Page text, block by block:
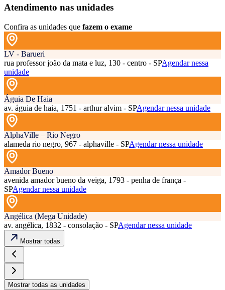
Atendimento nas unidades
Confira as unidades que fazem o exame
LV - Barueri
rua professor joão da mata e luz, 130 - centro - SPAgendar nessa
unidade
Águia De Haia
av. águia de haia, 1751 - arthur alvim - SPAgendar nessa unidade
AlphaVille – Rio Negro
alameda rio negro, 967 - alphaville - SPAgendar nessa unidade
Amador Bueno
avenida amador bueno da veiga, 1793 - penha de frança -
SPAgendar nessa unidade
Angélica (Mega Unidade)
av. angélica, 1832 - consolação - SPAgendar nessa unidade
Mostrar todas
Mostrar todas as unidades